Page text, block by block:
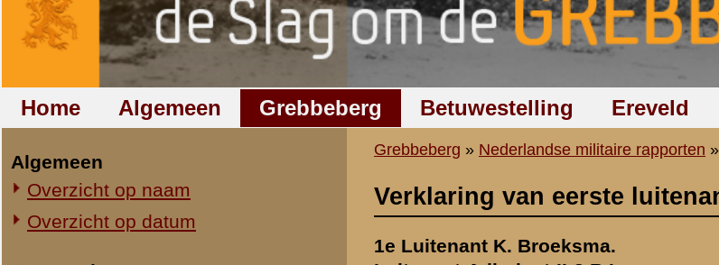
Algemeen
Overzicht op naam
IIe Legerkorps
Stafkwartier IIe Legerkorps
IVe Divisie
Commandopost IVe Divisie
8e Regiment Infanterie (8 R.I.)
Grebbeberg» Nederlandse militaire rapporten »2e Bataljon (II-8 R.I.)»Staf (St.-II-8 R.I.)
Verklaring van eerste luitenant K. Broeksma
1e Luitenant K. Broeksma.
Luitenant-Adjudant-II-8 R.I.